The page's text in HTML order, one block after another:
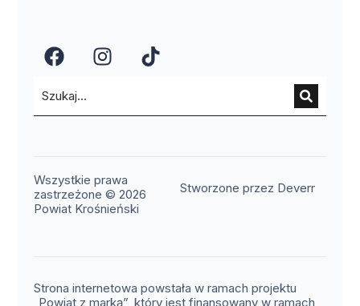
(otwiera się w nowym oknie)
(otwiera się w nowym
(otwiera się w
Wszystkie prawa
zastrzeżone © 2026
Powiat Krośnieński
Stworzone przez Deverr
Strona internetowa powstała w ramach projektu
„Powiat z marką”, który jest finansowany w ramach